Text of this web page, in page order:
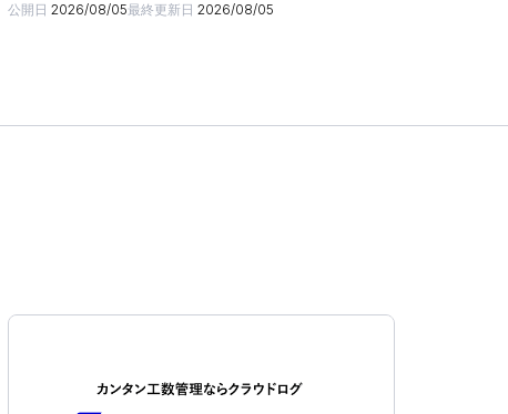
公開日 2026/08/05最終更新日 2026/08/05